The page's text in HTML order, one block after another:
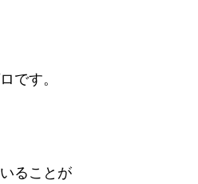
です。
ることが